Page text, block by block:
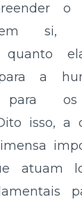
o
em si,
quanto
a
para os
isso, a
atuam